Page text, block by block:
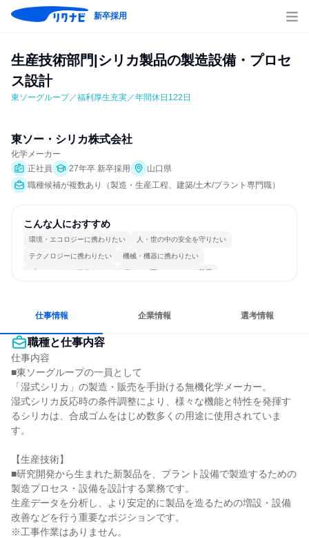
新卒採用
生産技術部門|シリカ製品の製造設備・プロセ
ス設計
東ソーグループ／福利厚生充実／年間休日122日
東ソー・シリカ株式会社
化学メーカー
正社員
27年卒 新卒採用
山口県
職種候補が複数あり（製造・生産工程、建築/土木/プラント専門職）
こんな人におすすめ
環境・エコロジーに携わりたい 人・世の中の安全を守りたい
テクノロジーに携わりたい 機械・機器に携わりたい
プロジェクトを推進したい 穏やかで互いのペースを尊重
仕事情報 企業情報 選考情報
職種と仕事内容
仕事内容
■東ソーグループの一員として
「湿式シリカ」の製造・販売を手掛ける無機化学メーカー。
湿式シリカ反応時の条件調整により、様々な機能と特性を発揮す
るシリカは、合成ゴムをはじめ数多くの用途に使用されていま
す。
【生産技術】
■研究開発から生まれた新製品を、プラント設備で製造するための
製造プロセス・設備を設計する業務です。
生産データを分析し、より安定的に製品を造るための増設・設備
改善などを行う重要なポジションです。
※工事作業はありません。